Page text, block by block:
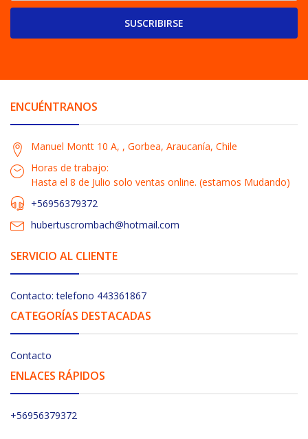
SUSCRIBIRSE
ENCUÉNTRANOS
Manuel Montt 10 A, , Gorbea, Araucanía, Chile
Horas de trabajo:
Hasta el 8 de Julio solo ventas online. (estamos Mudando)
+56956379372
hubertuscrombach@hotmail.com
SERVICIO AL CLIENTE
Contacto: telefono 443361867
CATEGORÍAS DESTACADAS
Contacto
ENLACES RÁPIDOS
+56956379372